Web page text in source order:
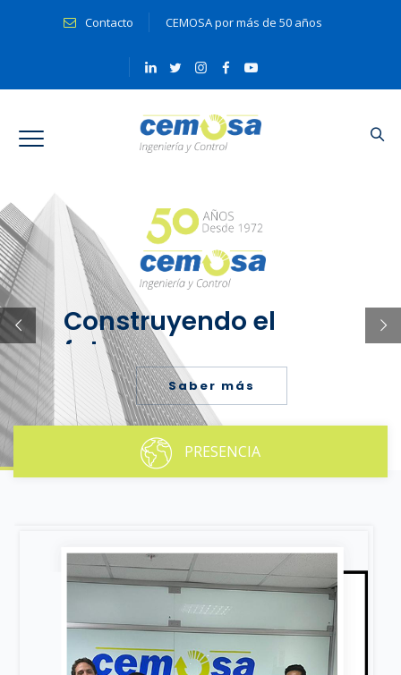
Contacto CEMOSA por más de 50 años
Construyendo el
futuro
Saber más
PRESENCIA